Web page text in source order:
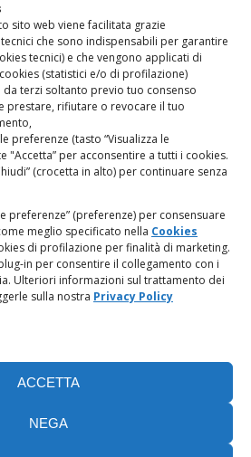
sito web viene facilitata grazie
che sono indispensabili per garantire
tecnici) e che vengono applicati di
(statistici e/o di profilazione)
terzi soltanto previo tuo consenso
prestare, rifiutare o revocare il tuo
preferenze (tasto “Visualizza le
"Accetta” per acconsentire a tutti i cookies.
(crocetta in alto) per continuare senza
preferenze” (preferenze) per consensuare
meglio specificato nella Cookies
di profilazione per finalità di marketing.
in per consentire il collegamento con i
Ulteriori informazioni sul trattamento dei
sulla nostra Privacy Policy
ACCETTA
NEGA
registrata presso il Tribunale di
Direttore responsabile:
80005790482
particolari di dati personali e dati